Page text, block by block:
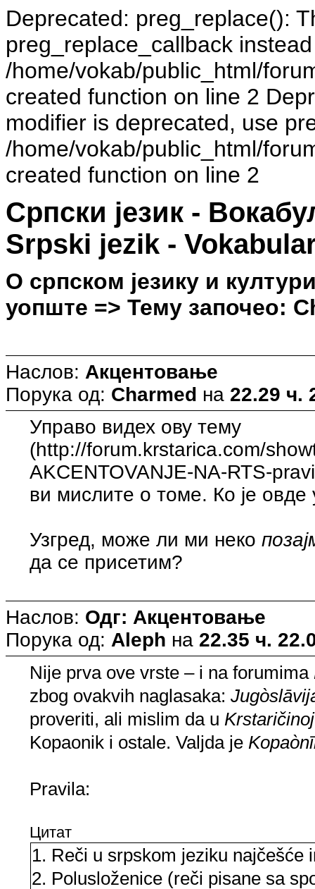
Deprecated: preg_replace():
preg_replace_callback
/home/vokab/public_html/
created function on line 2
modifier is deprecated, use
/home/vokab/public_html/
created function on line 2
Српски језик -
Srpski jezik -
О српском језику и
уопште => Тему започео:
Наслов: Акцентовање
Порука од: Charmed на 22.29 ч.
Управо видех ову тему
(http://forum.krstarica.com/
AKCENTOVANJE-NA-RTS-
ви мислите о томе. Ко је овде
Узгред, може ли ми неко
да се присетим?
Наслов: Одг: Акцентовање
Порука од: Aleph на 22.35 ч.
Nije prva ove vrste – i na forumima
zbog ovakvih naglasaka:
proveriti, ali mislim da u Krstaričinoj
Kopaonik i ostale. Valjda je
Pravila:
Цитат
1. Reči u srpskom jeziku najčešće
2. Polusloženice (reči pisane sa